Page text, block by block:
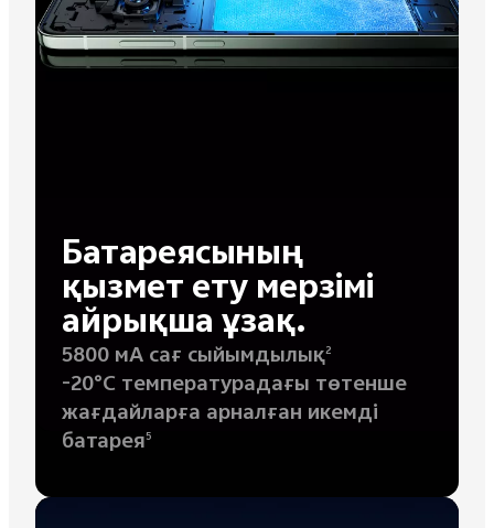
Батареясының
қызмет ету мерзімі
айрықша ұзақ.
5800 мА сағ сыйымдылық2
-20°C температурадағы төтенше
жағдайларға арналған икемді
батарея5